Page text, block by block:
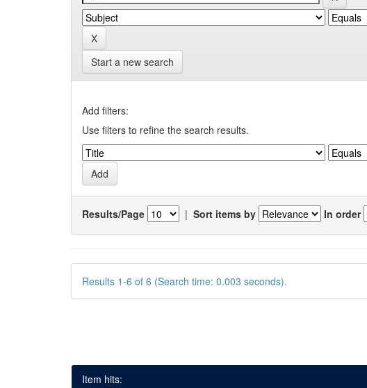
Start a new search
Add filters:
Use filters to refine the search results.
Results/Page | Sort items by In order
Results 1-6 of 6 (Search time: 0.003 seconds).
Item hits: